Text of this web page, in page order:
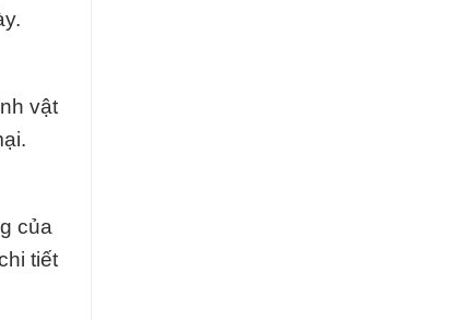
vật
của
tiết